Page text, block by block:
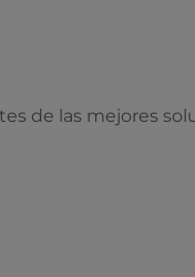
de las mejores